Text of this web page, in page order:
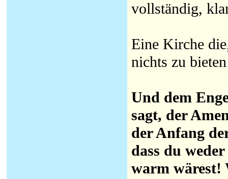
vollständig,
Eine Kirche
nichts zu
Und dem
sagt, der
der Anfang
dass du
warm wärest!